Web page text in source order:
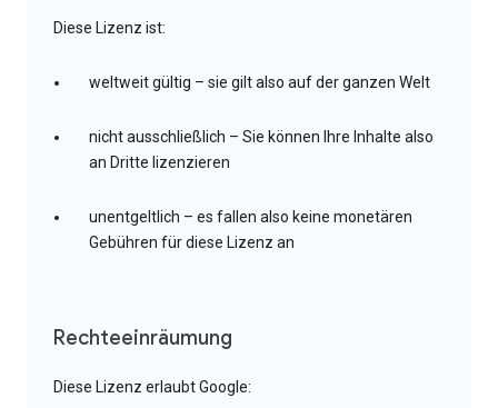
Diese Lizenz ist:
weltweit gültig – sie gilt also auf der ganzen Welt
nicht ausschließlich – Sie können Ihre Inhalte also
an Dritte lizenzieren
unentgeltlich – es fallen also keine monetären
Gebühren für diese Lizenz an
Rechteeinräumung
Diese Lizenz erlaubt Google: